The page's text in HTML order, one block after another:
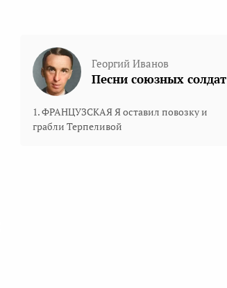
Георгий Иванов
Песни союзных солдат
1. ФРАНЦУЗСКАЯ Я оставил повозку и
грабли Терпеливой